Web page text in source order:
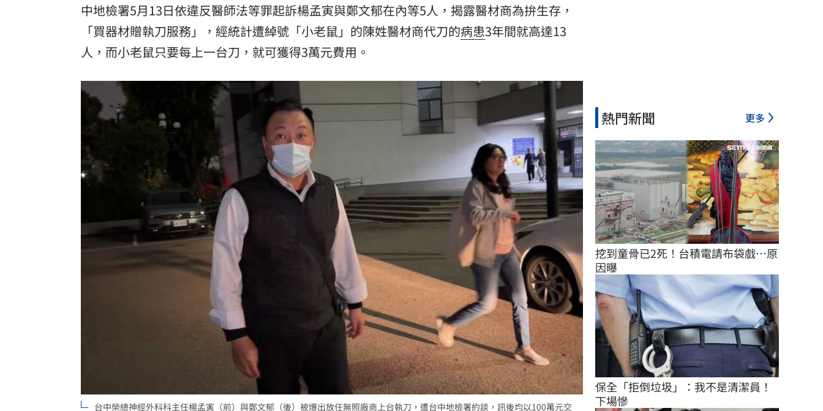
中地檢署5月13日依違反醫師法等罪起訴楊孟寅與鄭文郁在內等5人，揭露醫材商為拚生存，
「買器材贈執刀服務」，經統計遭綽號「小老鼠」的陳姓醫材商代刀的病患3年間就高達13
人，而小老鼠只要每上一台刀，就可獲得3萬元費用。
台中榮總神經外科科主任楊孟寅（前）與鄭文郁（後）被爆出放任無照廠商上台執刀，遭台中地檢署約談，訊後均以100萬元交
熱門新聞 更多
挖到童骨已2死！台積電請布袋戲…原
因曝
保全「拒倒垃圾」：我不是清潔員！
下場慘